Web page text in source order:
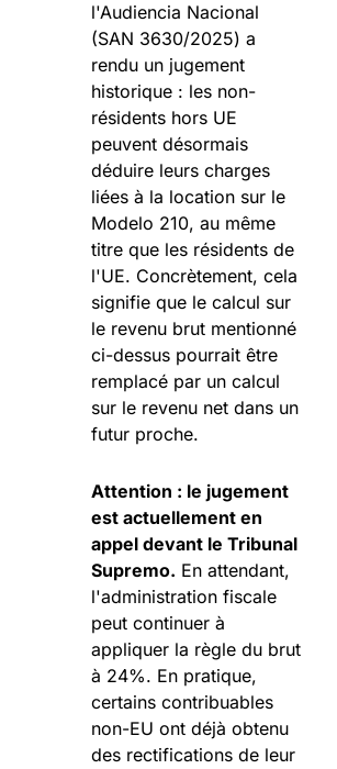
l'Audiencia Nacional
(SAN 3630/2025) a
rendu un jugement
historique : les non-
résidents hors UE
peuvent désormais
déduire leurs charges
liées à la location sur le
Modelo 210, au même
titre que les résidents de
l'UE. Concrètement, cela
signifie que le calcul sur
le revenu brut mentionné
ci-dessus pourrait être
remplacé par un calcul
sur le revenu net dans un
futur proche.
Attention : le jugement
est actuellement en
appel devant le Tribunal
Supremo. En attendant,
l'administration fiscale
peut continuer à
appliquer la règle du brut
à 24%. En pratique,
certains contribuables
non-EU ont déjà obtenu
des rectifications de leur